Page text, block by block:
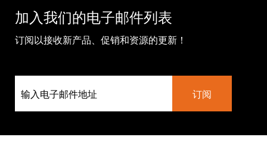
加入我们的电子邮件列表
订阅以接收新产品、促销和资源的更新！